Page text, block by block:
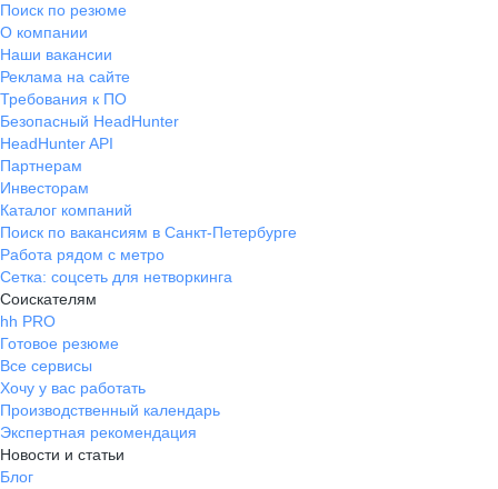
Поиск по резюме
О компании
Наши вакансии
Реклама на сайте
Требования к ПО
Безопасный HeadHunter
HeadHunter API
Партнерам
Инвесторам
Каталог компаний
Поиск по вакансиям в Санкт-Петербурге
Работа рядом с метро
Сетка: соцсеть для нетворкинга
Соискателям
hh PRO
Готовое резюме
Все сервисы
Хочу у вас работать
Производственный календарь
Экспертная рекомендация
Новости и статьи
Блог